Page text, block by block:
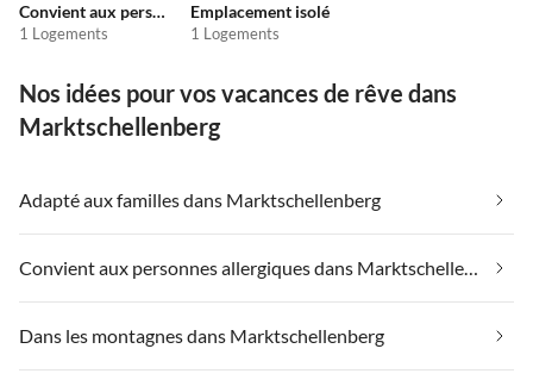
Convient aux personnes allergiques
1 Logements
Emplacement isolé
1 Logements
Nos idées pour vos vacances de rêve dans
Marktschellenberg
Adapté aux familles dans Marktschellenberg
Convient aux personnes allergiques dans Marktschellenberg
Dans les montagnes dans Marktschellenberg